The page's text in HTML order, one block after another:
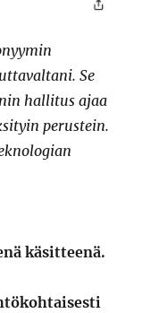
Se
hallitus ajaa
perustein.
käsitteenä.